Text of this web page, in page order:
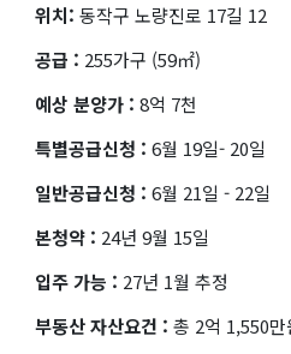
위치: 동작구 노량진로 17길 12
공급 : 255가구 (59㎡)
예상 분양가 : 8억 7천
특별공급신청 : 6월 19일- 20일
일반공급신청 : 6월 21일 - 22일
본청약 : 24년 9월 15일
입주 가능 : 27년 1월 추정
부동산 자산요건 : 총 2억 1,550만